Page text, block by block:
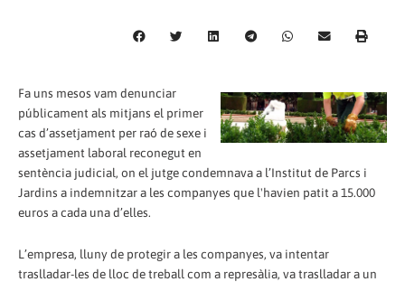
Fa uns mesos vam denunciar
públicament als mitjans el primer
cas d’assetjament per raó de sexe i
assetjament laboral reconegut en
sentència judicial, on el jutge condemnava a l’Institut de Parcs i
Jardins a indemnitzar a les companyes que l'havien patit a 15.000
euros a cada una d’elles.
L’empresa, lluny de protegir a les companyes, va intentar
traslladar-les de lloc de treball com a represàlia, va traslladar a un